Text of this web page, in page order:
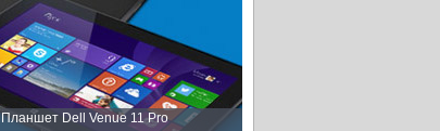
Планшет Dell Venue 11 Pro